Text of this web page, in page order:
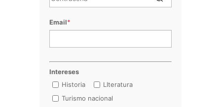
Email*
Intereses
Historia
LIteratura
Turismo nacional